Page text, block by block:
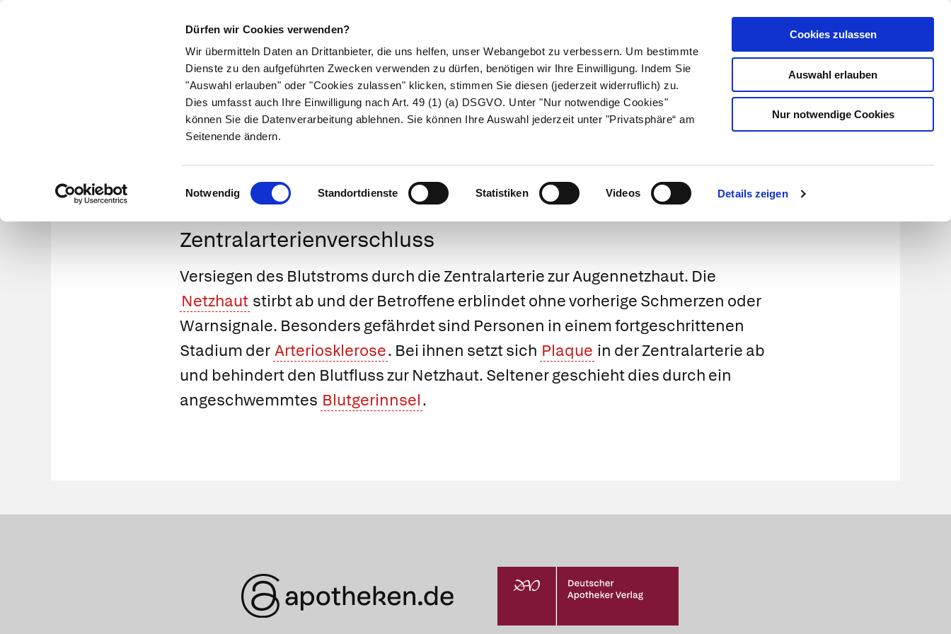
Dürfen wir Cookies verwenden?
Wir übermitteln Daten an Drittanbieter, die uns helfen, unser Webangebot zu verbessern. Um bestimmte
Dienste zu den aufgeführten Zwecken verwenden zu dürfen, benötigen wir Ihre Einwilligung. Indem Sie
"Auswahl erlauben" oder "Cookies zulassen" klicken, stimmen Sie diesen (jederzeit widerruflich) zu.
Dies umfasst auch Ihre Einwilligung nach Art. 49 (1) (a) DSGVO. Unter "Nur notwendige Cookies"
können Sie die Datenverarbeitung ablehnen. Sie können Ihre Auswahl jederzeit unter "Privatsphäre“ am
Seitenende ändern.
Einwilligungsauswahl
Notwendig Standortdienste Statistiken Videos Details zeigen
Cookies zulassen
Auswahl erlauben
Nur notwendige Cookies
Kundenlogin
Suche
Symptome Therapie Medikamente Naturheilkunde Eltern & Kind Gesund leben Über uns
Medizinlexikon
Zentralarterienverschluss
Versiegen des Blutstroms durch die Zentralarterie zur Augennetzhaut. Die
Netzhaut stirbt ab und der Betroffene erblindet ohne vorherige Schmerzen oder
Warnsignale. Besonders gefährdet sind Personen in einem fortgeschrittenen
Stadium der Arteriosklerose. Bei ihnen setzt sich Plaque in der Zentralarterie ab
und behindert den Blutfluss zur Netzhaut. Seltener geschieht dies durch ein
angeschwemmtes Blutgerinnsel.